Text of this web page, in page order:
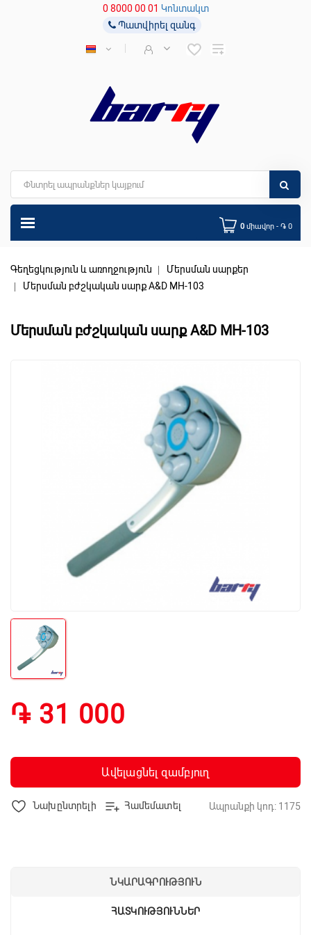
0 8000 00 01 Կոնտակտ
Պատվիրել զանգ
0 միավոր - ֏ 0
Գեղեցկություն և առողջություն
Մերսման սարքեր
Մերսման բժշկական սարք A&D MH-103
Մերսման բժշկական սարք A&D MH-103
֏ 31 000
Ավելացնել զամբյուղ
Նախընտրելի Համեմատել Ապրանքի կոդ: 1175
ՆԿԱՐԱԳՐՈՒԹՅՈՒՆ
ՀԱՏԿՈՒԹՅՈՒՆՆԵՐ